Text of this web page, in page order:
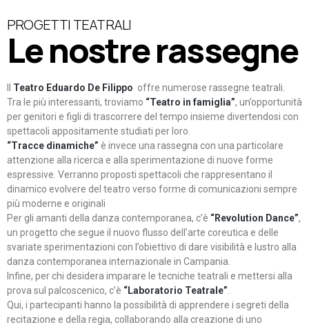
PROGETTI TEATRALI
Le nostre rassegne
Teatro Eduardo De Filippo offre numerose rassegne teatrali.
Tra le più interessanti, troviamo “Teatro in famiglia”, un’opportunità
per genitori e figli di trascorrere del tempo insieme divertendosi con
spettacoli appositamente studiati per loro.
“Tracce dinamiche” è invece una rassegna con una particolare
attenzione alla ricerca e alla sperimentazione di nuove forme
espressive. Verranno proposti spettacoli che rappresentano il
dinamico evolvere del teatro verso forme di comunicazioni sempre
più moderne e originali
Per gli amanti della danza contemporanea, c’è “Revolution Dance”,
un progetto che segue il nuovo flusso dell’arte coreutica e delle
svariate sperimentazioni con l’obiettivo di dare visibilità e lustro alla
danza contemporanea internazionale in Campania.
Infine, per chi desidera imparare le tecniche teatrali e mettersi alla
prova sul palcoscenico, c’è “Laboratorio Teatrale”
Qui, i partecipanti hanno la possibilità di apprendere i segreti della
recitazione e della regia, collaborando alla creazione di uno